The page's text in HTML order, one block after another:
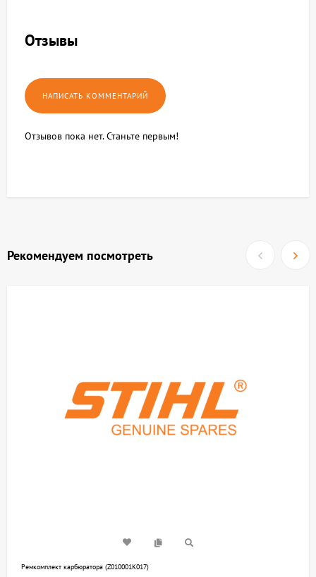
Отзывы
Отзывов пока нет. Станьте первым!
Рекомендуем посмотреть
Ремкомплект карбюратора (Z010001K017)